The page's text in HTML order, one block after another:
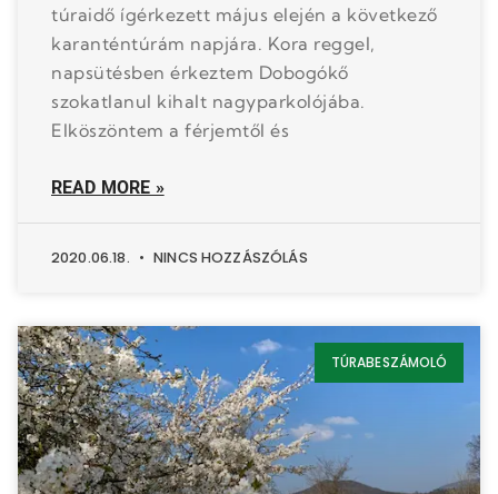
túraidő ígérkezett május elején a következő
karanténtúrám napjára. Kora reggel,
napsütésben érkeztem Dobogókő
szokatlanul kihalt nagyparkolójába.
Elköszöntem a férjemtől és
READ MORE »
2020.06.18. NINCS HOZZÁSZÓLÁS
TÚRABESZÁMOLÓ